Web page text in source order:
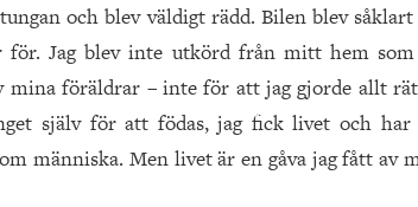
och blev väldigt rädd. Bilen blev
för. Jag blev inte utkörd från mitt hem
mina föräldrar – inte för att jag gjorde allt
själv för att födas, jag fick livet och har
människa. Men livet är en gåva jag fått av